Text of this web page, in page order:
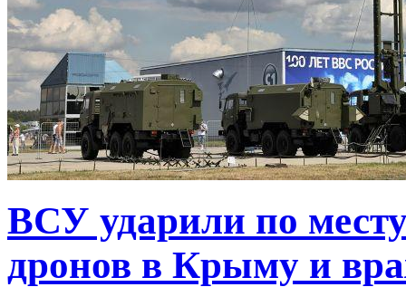
ВСУ ударили по
дронов в Крыму и